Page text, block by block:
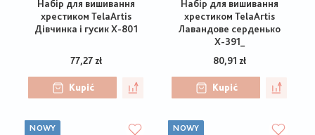
Набір для вишивання
хрестиком TelaArtis
Дівчинка і гусик Х-801
77,27 zł
Kupić
Набір для вишивання
хрестиком TelaArtis
Лавандове серденько
Х-391_
80,91 zł
Kupić
NOWY NOWY